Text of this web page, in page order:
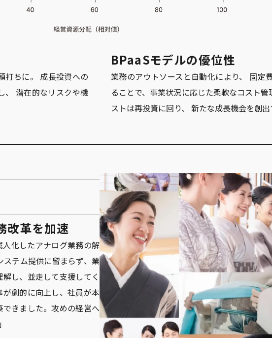
打ちに。 成長投資への
、 潜在的なリスクや機
BPaaSモデルの優位性
業務のアウトソースと自動化により、 固定
ることで、事業状況に応じた柔軟なコスト
ストは再投資に回り、 新たな成長機会を創出
改革を加速
人化したアナログ業務の解
ステム提供に留まらず、業
し、並走して支援してく
劇的に向上し、社員が本
きました。攻めの経営へ